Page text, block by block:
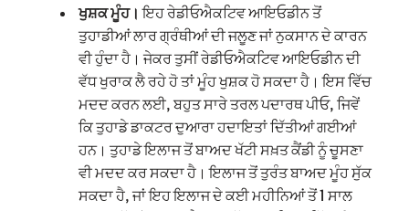
ਖੁਸ਼ਕ ਮੂੰਹ। ਇਹ ਰੇਡੀਓਐਕਟਿਵ ਆਇਓਡੀਨ ਤੋਂ
ਤੁਹਾਡੀਆਂ ਲਾਰ ਗ੍ਰੰਥੀਆਂ ਦੀ ਜਲੂਣ ਜਾਂ ਨੁਕਸਾਨ ਦੇ ਕਾਰਨ
ਵੀ ਹੁੰਦਾ ਹੈ। ਜੇਕਰ ਤੁਸੀਂ ਰੇਡੀਓਐਕਟਿਵ ਆਇਓਡੀਨ ਦੀ
ਵੱਧ ਖੁਰਾਕ ਲੈ ਰਹੇ ਹੋ ਤਾਂ ਮੂੰਹ ਖੁਸ਼ਕ ਹੋ ਸਕਦਾ ਹੈ। ਇਸ ਵਿੱਚ
ਮਦਦ ਕਰਨ ਲਈ, ਬਹੁਤ ਸਾਰੇ ਤਰਲ ਪਦਾਰਥ ਪੀਓ, ਜਿਵੇਂ
ਕਿ ਤੁਹਾਡੇ ਡਾਕਟਰ ਦੁਆਰਾ ਹਦਾਇਤਾਂ ਦਿੱਤੀਆਂ ਗਈਆਂ
ਹਨ। ਤੁਹਾਡੇ ਇਲਾਜ ਤੋਂ ਬਾਅਦ ਖੱਟੀ ਸਖ਼ਤ ਕੈਂਡੀ ਨੂੰ ਚੂਸਣਾ
ਵੀ ਮਦਦ ਕਰ ਸਕਦਾ ਹੈ। ਇਲਾਜ ਤੋਂ ਤੁਰੰਤ ਬਾਅਦ ਮੂੰਹ ਸੁੱਕ
ਸਕਦਾ ਹੈ, ਜਾਂ ਇਹ ਇਲਾਜ ਦੇ ਕਈ ਮਹੀਨਿਆਂ ਤੋਂ 1 ਸਾਲ